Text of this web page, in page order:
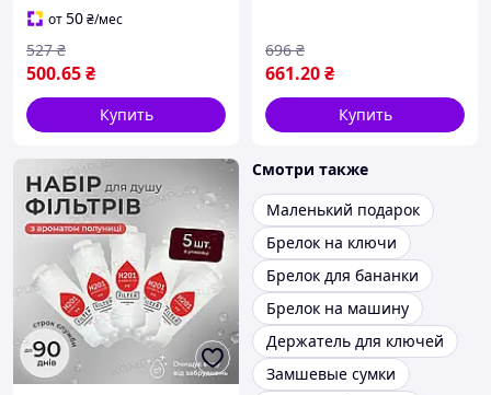
от50₴/мес
500.65₴
527 ₴
Купить
661.20₴
696 ₴
Купить
Смотри также
Маленький подарок
Брелок на ключи
Брелок для бананки
Брелок на машину
Держатель для ключей
Замшевые сумки